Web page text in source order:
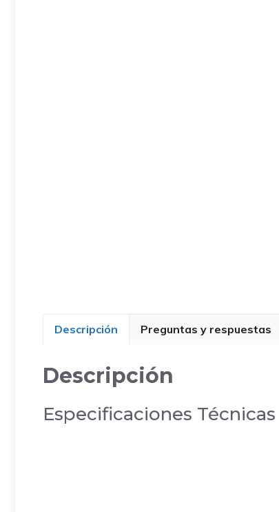
Descripción Preguntas y respuestas
Descripción
Especificaciones